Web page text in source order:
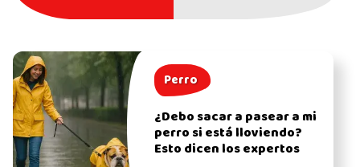
Perro
¿Debo sacar a pasear a mi
perro si está lloviendo?
Esto dicen los expertos